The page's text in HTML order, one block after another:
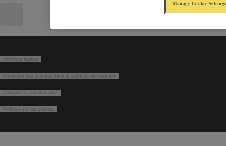
Mentions légales
Protection des données dans le cadre du recrutement
Politique de confidentialité
Politique sur les cookies
Manage Cookie